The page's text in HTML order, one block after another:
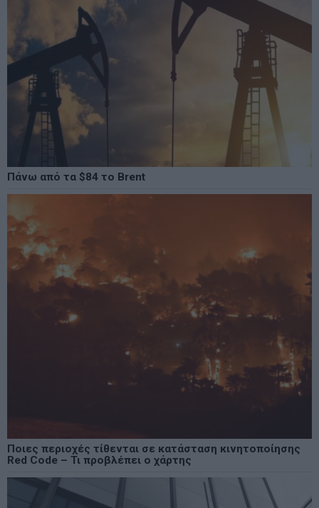
Πάνω από τα $84 το Brent
Ποιες περιοχές τίθενται σε κατάσταση κινητοποίησης
Red Code – Τι προβλέπει ο χάρτης